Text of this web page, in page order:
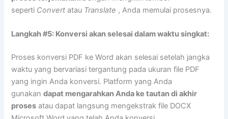
seperti Convert atau Translate , Anda memulai prosesnya.
Langkah #5: Konversi akan selesai dalam waktu singkat:
Proses konversi PDF ke Word akan selesai setelah jangka
waktu yang bervariasi tergantung pada ukuran file PDF
yang ingin Anda konversi. Platform yang Anda
gunakandapat mengarahkan Anda ke tautan di akhir
proses atau dapat langsung mengekstrak file DOCX